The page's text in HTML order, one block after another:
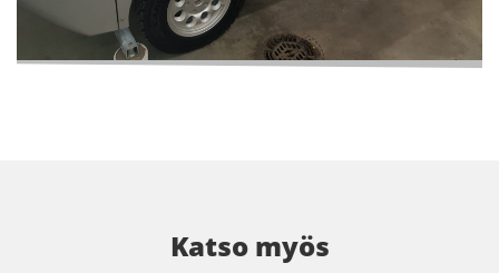
Katso myös